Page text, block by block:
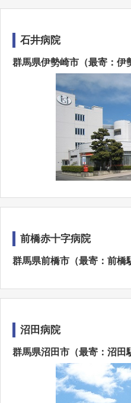
石井病院
群馬県伊勢崎市（最寄：伊
前橋赤十字病院
群馬県前橋市（最寄：前橋
沼田病院
群馬県沼田市（最寄：沼田